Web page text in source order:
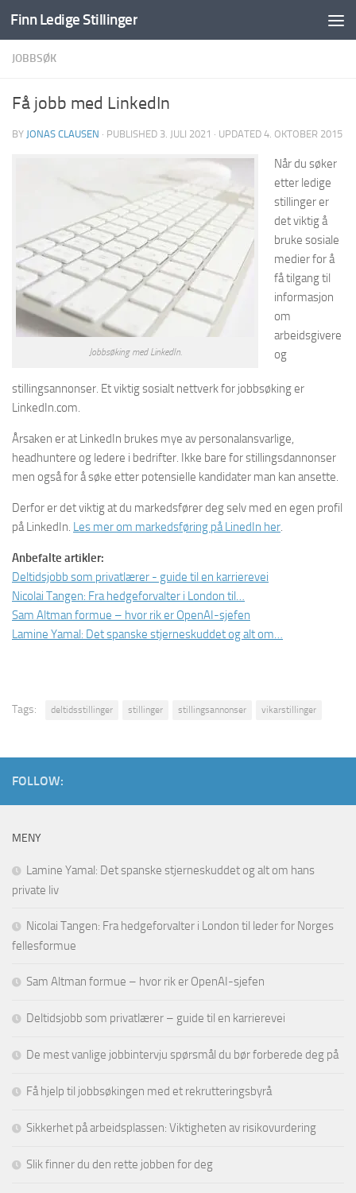
Skip to content
Finn Ledige Stillinger
JOBBSØK
Få jobb med LinkedIn
BY JONAS CLAUSEN · PUBLISHED 3. JULI 2021 · UPDATED 4. OKTOBER 2015
Jobbsøking med LinkedIn.
Når du søker
etter ledige
stillinger er
det viktig å
bruke sosiale
medier for å
få tilgang til
informasjon
om
arbeidsgivere
og
stillingsannonser. Et viktig sosialt nettverk for jobbsøking er
LinkedIn.com.
Årsaken er at LinkedIn brukes mye av personalansvarlige,
headhuntere og ledere i bedrifter. Ikke bare for stillingsdannonser
men også for å søke etter potensielle kandidater man kan ansette.
Derfor er det viktig at du markedsfører deg selv med en egen profil
på LinkedIn. Les mer om markedsføring på LinedIn her.
Anbefalte artikler:
Deltidsjobb som privatlærer - guide til en karrierevei
Nicolai Tangen: Fra hedgeforvalter i London til…
Sam Altman formue – hvor rik er OpenAI-sjefen
Lamine Yamal: Det spanske stjerneskuddet og alt om…
Tags: deltidsstillinger stillinger stillingsannonser vikarstillinger
FOLLOW:
MENY
Lamine Yamal: Det spanske stjerneskuddet og alt om hans
private liv
Nicolai Tangen: Fra hedgeforvalter i London til leder for Norges
fellesformue
Sam Altman formue – hvor rik er OpenAI-sjefen
Deltidsjobb som privatlærer – guide til en karrierevei
De mest vanlige jobbintervju spørsmål du bør forberede deg på
Få hjelp til jobbsøkingen med et rekrutteringsbyrå
Sikkerhet på arbeidsplassen: Viktigheten av risikovurdering
Slik finner du den rette jobben for deg